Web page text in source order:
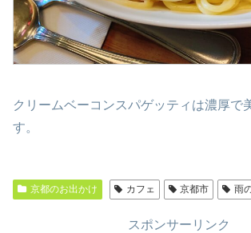
クリームベーコンスパゲッティは濃厚で
す。
京都のお出かけ カフェ 京都市 雨
スポンサーリンク